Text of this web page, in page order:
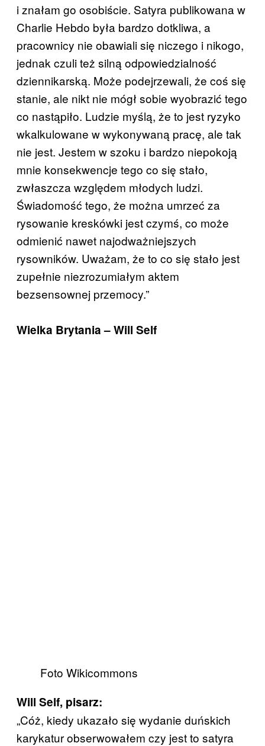
i znałam go osobiście. Satyra publikowana w
Charlie Hebdo była bardzo dotkliwa, a
pracownicy nie obawiali się niczego i nikogo,
jednak czuli też silną odpowiedzialność
dziennikarską. Może podejrzewali, że coś się
stanie, ale nikt nie mógł sobie wyobrazić tego
co nastąpiło. Ludzie myślą, że to jest ryzyko
wkalkulowane w wykonywaną pracę, ale tak
nie jest. Jestem w szoku i bardzo niepokoją
mnie konsekwencje tego co się stało,
zwłaszcza względem młodych ludzi.
Świadomość tego, że można umrzeć za
rysowanie kreskówki jest czymś, co może
odmienić nawet najodważniejszych
rysowników. Uważam, że to co się stało jest
zupełnie niezrozumiałym aktem
bezsensownej przemocy.”
Wielka Brytania – Will Self
Foto Wikicommons
Will Self, pisarz:
„Cóż, kiedy ukazało się wydanie duńskich
karykatur obserwowałem czy jest to satyra